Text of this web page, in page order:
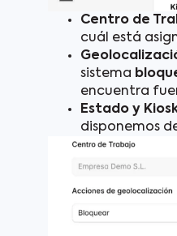
Centro de
cuál está
sistema
encuentra
Estado y
disponemos